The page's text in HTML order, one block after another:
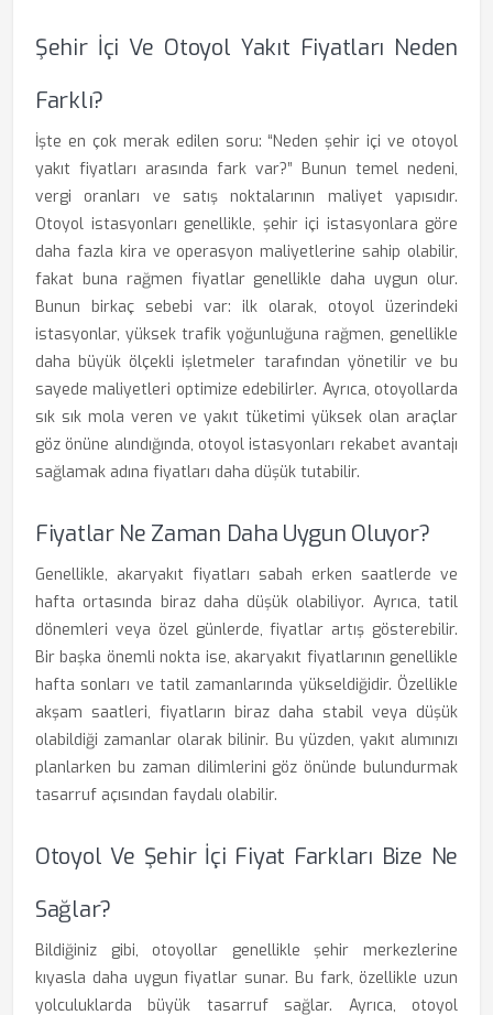
Şehir İçi Ve Otoyol Yakıt Fiyatları Neden
Farklı?
İşte en çok merak edilen soru: “Neden şehir içi ve otoyol
yakıt fiyatları arasında fark var?” Bunun temel nedeni,
vergi oranları ve satış noktalarının maliyet yapısıdır.
Otoyol istasyonları genellikle, şehir içi istasyonlara göre
daha fazla kira ve operasyon maliyetlerine sahip olabilir,
fakat buna rağmen fiyatlar genellikle daha uygun olur.
Bunun birkaç sebebi var: ilk olarak, otoyol üzerindeki
istasyonlar, yüksek trafik yoğunluğuna rağmen, genellikle
daha büyük ölçekli işletmeler tarafından yönetilir ve bu
sayede maliyetleri optimize edebilirler. Ayrıca, otoyollarda
sık sık mola veren ve yakıt tüketimi yüksek olan araçlar
göz önüne alındığında, otoyol istasyonları rekabet avantajı
sağlamak adına fiyatları daha düşük tutabilir.
Fiyatlar Ne Zaman Daha Uygun Oluyor?
Genellikle, akaryakıt fiyatları sabah erken saatlerde ve
hafta ortasında biraz daha düşük olabiliyor. Ayrıca, tatil
dönemleri veya özel günlerde, fiyatlar artış gösterebilir.
Bir başka önemli nokta ise, akaryakıt fiyatlarının genellikle
hafta sonları ve tatil zamanlarında yükseldiğidir. Özellikle
akşam saatleri, fiyatların biraz daha stabil veya düşük
olabildiği zamanlar olarak bilinir. Bu yüzden, yakıt alımınızı
planlarken bu zaman dilimlerini göz önünde bulundurmak
tasarruf açısından faydalı olabilir.
Otoyol Ve Şehir İçi Fiyat Farkları Bize Ne
Sağlar?
Bildiğiniz gibi, otoyollar genellikle şehir merkezlerine
kıyasla daha uygun fiyatlar sunar. Bu fark, özellikle uzun
yolculuklarda büyük tasarruf sağlar. Ayrıca, otoyol